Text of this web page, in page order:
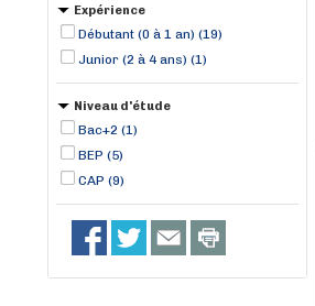
Expérience
Débutant (0 à 1 an) (19)
Junior (2 à 4 ans) (1)
Niveau d'étude
Bac+2 (1)
BEP (5)
CAP (9)